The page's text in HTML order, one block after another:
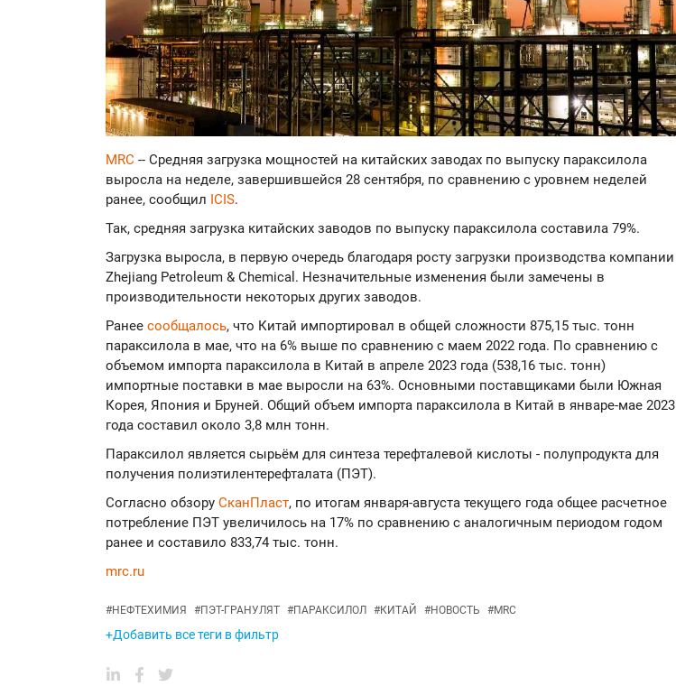
MRC -- Средняя загрузка мощностей на китайских заводах по выпуску параксилола
выросла на неделе, завершившейся 28 сентября, по сравнению с уровнем неделей
ранее, сообщил ICIS.
Так, средняя загрузка китайских заводов по выпуску параксилола составила 79%.
Загрузка выросла, в первую очередь благодаря росту загрузки производства компании
Zhejiang Petroleum & Chemical. Незначительные изменения были замечены в
производительности некоторых других заводов.
Ранее сообщалось, что Китай импортировал в общей сложности 875,15 тыс. тонн
параксилола в мае, что на 6% выше по сравнению с маем 2022 года. По сравнению с
объемом импорта параксилола в Китай в апреле 2023 года (538,16 тыс. тонн)
импортные поставки в мае выросли на 63%. Основными поставщиками были Южная
Корея, Япония и Бруней. Общий объем импорта параксилола в Китай в январе-мае 2023
года составил около 3,8 млн тонн.
Параксилол является сырьём для синтеза терефталевой кислоты - полупродукта для
получения полиэтилентерефталата (ПЭТ).
Согласно обзору СканПласт, по итогам января-августа текущего года общее расчетное
потребление ПЭТ увеличилось на 17% по сравнению с аналогичным периодом годом
ранее и составило 833,74 тыс. тонн.
mrc.ru
#НЕФТЕХИМИЯ #ПЭТ-ГРАНУЛЯТ #ПАРАКСИЛОЛ #КИТАЙ #НОВОСТЬ #MRC
+Добавить все теги в фильтр